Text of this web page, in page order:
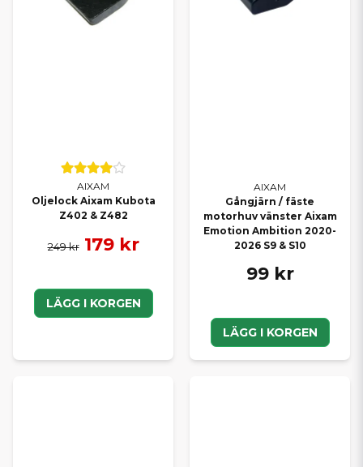
HITTAR DU INTE RÄTT DEL?
Saknar du en specifik originaldel i webbutiken? Kontakta oss
gärna så hjälper vi dig att kontrollera tillgänglighet och beställa
hem rätt del. Vi arbetar dagligen med både privatpersoner och
verkstäder och hjälper dig hitta exakt det du behöver.
Med rätt originaldelar håller du din Aixam i toppskick – tryggt,
AIXAM
Oljelock Aixam Kubota
Z402 & Z482
249 kr 179 kr
LÄGG I KORGEN
AIXAM
Gångjärn / fäste
motorhuv vänster Aixam
Emotion Ambition 2020-
2026 S9 & S10
99 kr
LÄGG I KORGEN